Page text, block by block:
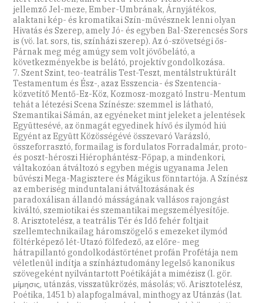
jellemző Jel-meze, Ember-Umbrának, Árnyjátékos,
alaktani kép- és kromatikai Szín-művésznek lenni olyan
Hivatás és Szerep, amely Jó- és egyben Bal-Szerencsés Sors
is (vö. lat. sors, tis, színházi szerep). Az ó-szövetségi ős-
Párnak meg még amúgy sem volt jövőbelátó, a
következményekbe is belátó, projektív gondolkozása.
7. Szent Szint, teo-teatrális Test-Teszt, mentálstruktúrált
Testamentum és Ész-, azaz Esszencia- és Szentencia-
közvetítő Mentő-Ez-Köz, Kozmosz-mozgató Instru-Mentum
tehát a létezési Scena Színésze: szemmel is látható,
Szemantikai Sámán, az egyéneket mint jeleket a jelentések
Együttesévé, az önmagát egyedinek hívő és ilymód hiú
Egyént az Együtt Közösségévé összevaró Varázsló,
összeforrasztó, formailag is fordulatos Forradalmár, proto-
és poszt-héroszi Hiérophántész-Főpap, a mindenkori,
váltakozóan átváltozó s egyben mégis ugyanama Jelen
bűvészi Mega-Magisztere és Mágikus fönntartója. A Színész
az emberiség minduntalani átváltozásának és
paradoxálisan állandó másságának vallásos rajongást
kiváltó, szemiotikai és szemantikai megszemélyesítője.
8. Arisztotelész, a teatrális Tér és Idő fehér foltjait
szellemtechnikailag háromszögelő s emezeket ilymód
föltérképező lét-Utazó fölfedező, az előre- meg
hátrapillantó gondolkodástörténet profán Profétája nem
véletlenül indítja a színháztudomány legelső kanonikus
szövegeként nyilvántartott Poétikáját a mimézisz (l. gör.
μίμησις, utánzás, visszatükrözés, másolás; vö. Arisztotelész,
Poétika, 1451 b) alapfogalmával, minthogy az Utánzás (lat.